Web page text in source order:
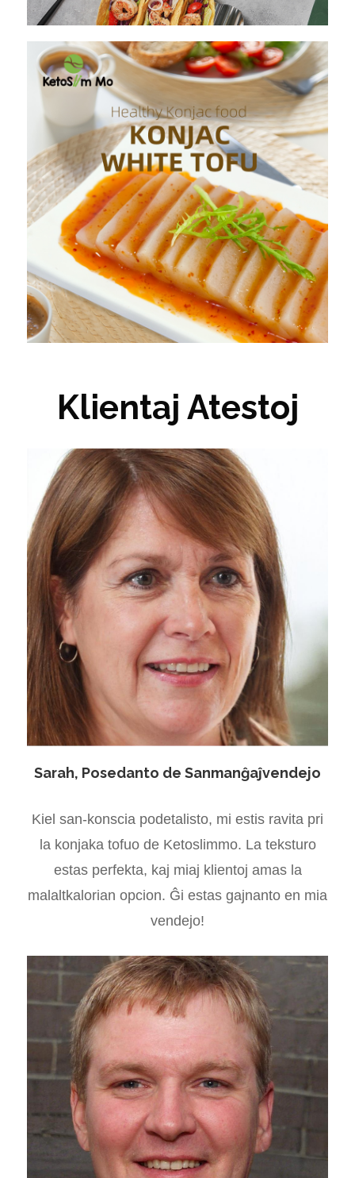
Klientaj Atestoj
Sarah, Posedanto de Sanmanĝaĵvendejo
Kiel san-konscia podetalisto, mi estis ravita pri
la konjaka tofuo de Ketoslimmo. La teksturo
estas perfekta, kaj miaj klientoj amas la
malaltkalorian opcion. Ĝi estas gajnanto en mia
vendejo!